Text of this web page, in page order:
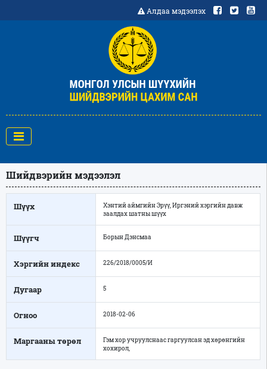
Алдаа мэдээлэх
Шийдвэрийн мэдээлэл
Шүүх
Хэнтий аймгийн Эрүү, Иргэний хэргийн давж
заалдах шатны шүүх
Шүүгч Борын Дэнсмаа
Хэргийн индекс 226/2018/0005/И
Дугаар 5
Огноо 2018-02-06
Маргааны төрөл
Гэм хор учруулснаас гаргуулсан эд хөрөнгийн
хохирол,